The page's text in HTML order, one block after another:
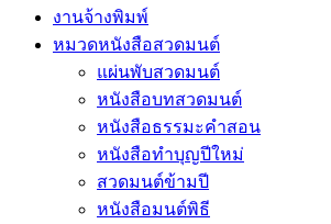
งานจ้างพิมพ์
หมวดหนังสือสวดมนต์
แผ่นพับสวดมนต์
หนังสือบทสวดมนต์
หนังสือธรรมะคำสอน
หนังสือทำบุญปีใหม่
สวดมนต์ข้ามปี
หนังสือมนต์พิธี